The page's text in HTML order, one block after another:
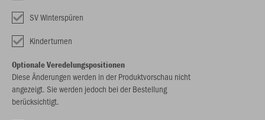
SV Winterspüren
Kinderturnen
Optionale Veredelungspositionen
Diese Änderungen werden in der Produktvorschau nicht
angezeigt. Sie werden jedoch bei der Bestellung
berücksichtigt.